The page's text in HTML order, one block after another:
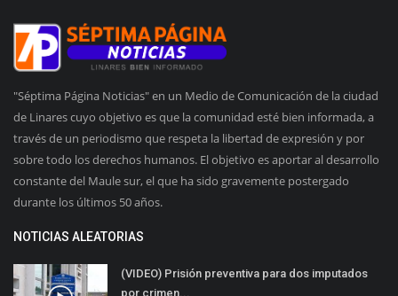
"Séptima Página Noticias" en un Medio de Comunicación de la ciudad
de Linares cuyo objetivo es que la comunidad esté bien informada, a
través de un periodismo que respeta la libertad de expresión y por
sobre todo los derechos humanos. El objetivo es aportar al desarrollo
constante del Maule sur, el que ha sido gravemente postergado
durante los últimos 50 años.
NOTICIAS ALEATORIAS
(VIDEO) Prisión preventiva para dos imputados
por crimen...